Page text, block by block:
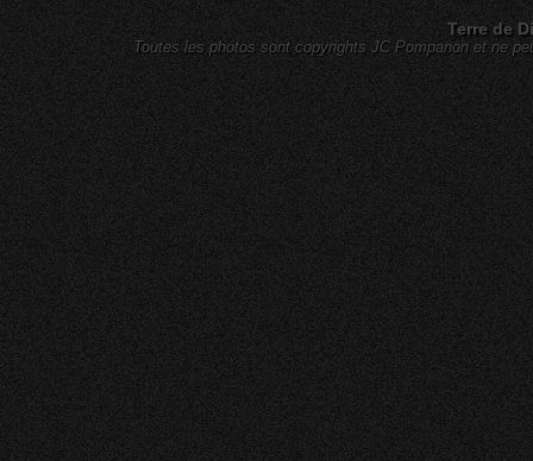
Terre de
Toutes les photos sont copyrights JC Pompanon et ne